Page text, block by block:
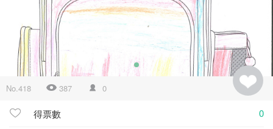
No.418 387 0
得票數 0